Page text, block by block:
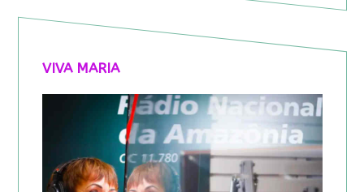
VIVA MARIA